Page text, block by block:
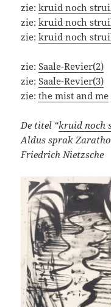
zie:kruid noch
zie:kruid noch
zie:kruid noch
zie:Saale-Revier(2)
zie:Saale-Revier(3)
zie:the mist and me
De titel “kruid noch
Aldus sprak
Friedrich Nietzsche